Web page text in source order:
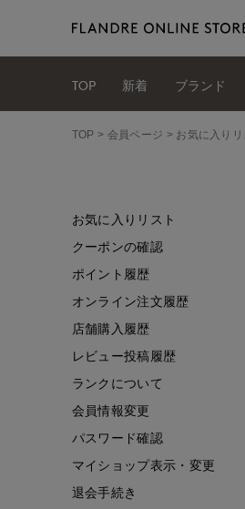
TOP 新着 ブランド
TOP 会員ページ お気に入りリ
お気に入りリスト
クーポンの確認
ポイント履歴
オンライン注文履歴
店舗購入履歴
レビュー投稿履歴
ランクについて
会員情報変更
パスワード確認
マイショップ表示・変更
退会手続き